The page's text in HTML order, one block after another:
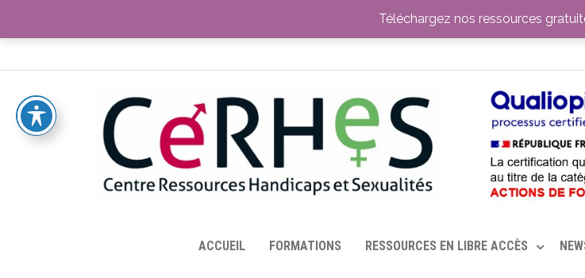
TOUTES LES RESSOURCES MISES À DISPOSITION PAR LE CERHES® FRANCE
ACCUEIL FORMATIONS RESSOURCES EN LIBRE ACCÈS
Téléchargez nos ressources